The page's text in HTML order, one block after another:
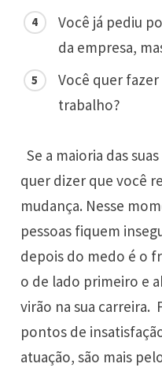
Você já pediu
da empresa,
Você quer
trabalho?
Se a maioria das
quer dizer que você
mudança. Nesse
pessoas fiquem
depois do medo é o
o de lado primeiro e
virão na sua carreira.
pontos de
atuação, são mais